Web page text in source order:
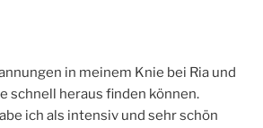
in meinem Knie bei Ria und
schnell heraus finden können.
ich als intensiv und sehr schön